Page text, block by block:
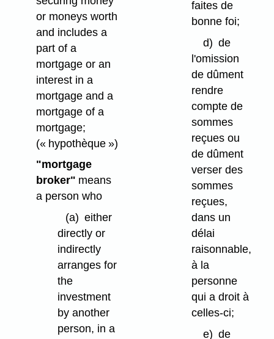
or moneys worth
and includes a
part of a
mortgage or an
interest in a
mortgage and a
mortgage of a
mortgage;
(« hypothèque »)
"mortgage
broker" means
a person who
(a) either
directly or
indirectly
arranges for
the
investment
by another
person, in a
faites de
bonne foi;
d) de
l'omission
de dûment
rendre
compte de
sommes
reçues ou
de dûment
verser des
sommes
reçues,
dans un
délai
raisonnable,
à la
personne
qui a droit à
celles-ci;
e) de